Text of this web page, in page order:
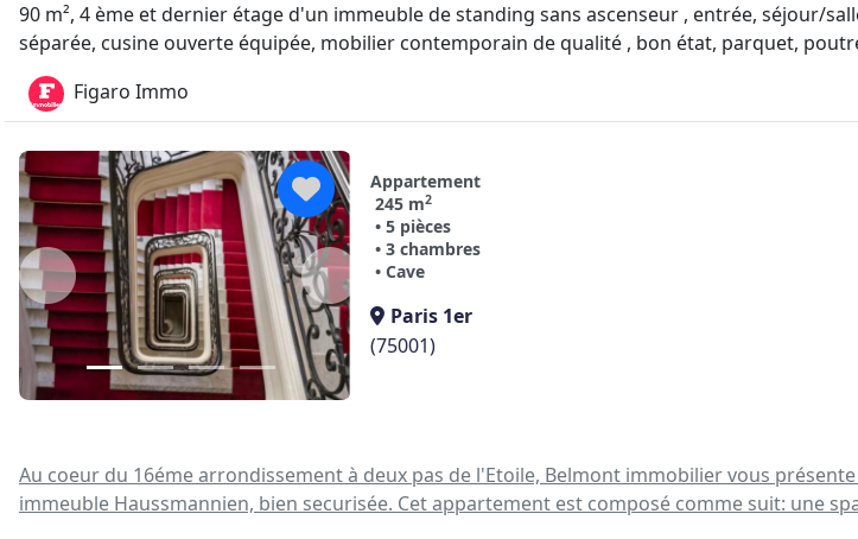
90 m², 4 ème et dernier étage d'un immeuble de standing sans ascenseur , entrée, séjour/
séparée, cusine ouverte équipée, mobilier contemporain de qualité , bon état, parquet,
Figaro Immo
Appartement
245 m2
• 5 pièces
• 3 chambres
• Cave
Paris 1er
(75001)
Au coeur du 16éme arrondissement à deux pas de l'Etoile, Belmont immobilier vous
immeuble Haussmannien, bien securisée. Cet appartement est composé comme suit: une